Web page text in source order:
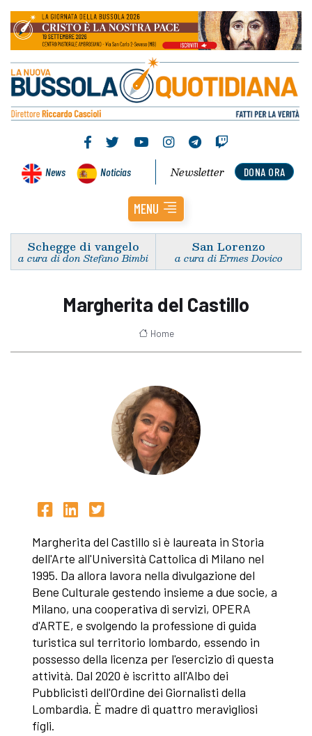
News Noticias DONA ORA
Newsletter
MENU
Schegge di vangelo
a cura di don Stefano Bimbi
San Lorenzo
a cura di Ermes Dovico
Margherita del Castillo
Home
Margherita del Castillo si è laureata in Storia
dell'Arte all'Università Cattolica di Milano nel
1995. Da allora lavora nella divulgazione del
Bene Culturale gestendo insieme a due socie, a
Milano, una cooperativa di servizi, OPERA
d'ARTE, e svolgendo la professione di guida
turistica sul territorio lombardo, essendo in
possesso della licenza per l'esercizio di questa
attività. Dal 2020 è iscritto all'Albo dei
Pubblicisti dell'Ordine dei Giornalisti della
Lombardia. È madre di quattro meravigliosi
figli.